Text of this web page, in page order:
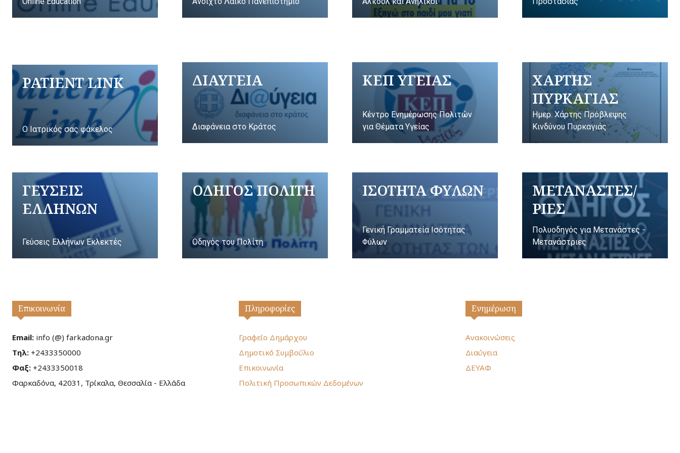
PATIENT LINK
Ο Ιατρικός σας φάκελος
ΔΙΑΥΓΕΙΑ
Διαφάνεια στο Κράτος
ΚΕΠ ΥΓΕΙΑΣ
Κέντρο Ενημέρωσης Πολιτών
για Θέματα Υγείας
ΧΑΡΤΗΣ
ΠΥΡΚΑΓΙΑΣ
Ημερ. Χάρτης Πρόβλεψης
Κινδύνου Πυρκαγιάς
ΓΕΥΣΕΙΣ
ΕΛΛΗΝΩΝ
Γεύσεις Ελλήνων Εκλεκτές
ΟΔΗΓΟΣ ΠΟΛΙΤΗ
Οδηγός του Πολίτη
ΙΣΟΤΗΤΑ ΦΥΛΩΝ
Γενική Γραμματεία Ισότητας
Φύλων
ΜΕΤΑΝΑΣΤΕΣ/
ΡΙΕΣ
Πολυοδηγός για Μετανάστες -
Μετανάστριες
Επικοινωνία
Email: info (@) farkadona.gr
Τηλ: +2433350000
Φαξ: +2433350018
Φαρκαδόνα, 42031, Τρίκαλα, Θεσσαλία - Ελλάδα
Πληροφορίες
Γραφείο Δημάρχου
Δημοτικό Συμβούλιο
Επικοινωνία
Πολιτική Προσωπικών Δεδομένων
Ενημέρωση
Ανακοινώσεις
Διαύγεια
ΔΕΥΑΦ